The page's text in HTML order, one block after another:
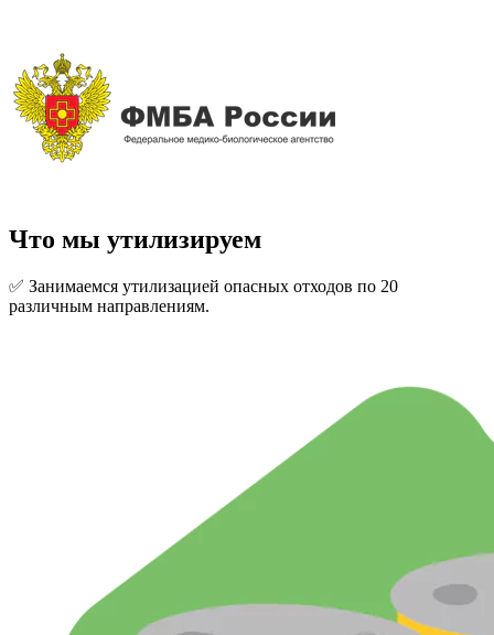
Что мы утилизируем
✅ Занимаемся утилизацией опасных отходов по 20
различным направлениям.